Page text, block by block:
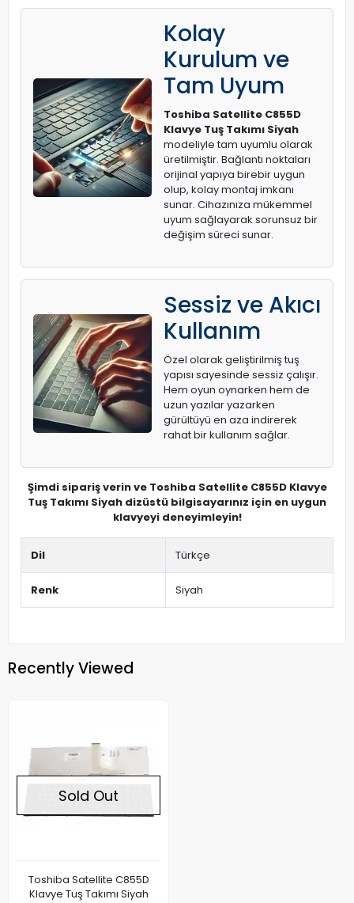
Kolay
Kurulum ve
Tam Uyum
Toshiba Satellite C855D
Klavye Tuş Takımı Siyah
modeliyle tam uyumlu olarak
üretilmiştir. Bağlantı noktaları
orijinal yapıya birebir uygun
olup, kolay montaj imkanı
sunar. Cihazınıza mükemmel
uyum sağlayarak sorunsuz bir
değişim süreci sunar.
Sessiz ve Akıcı
Kullanım
Özel olarak geliştirilmiş tuş
yapısı sayesinde sessiz çalışır.
Hem oyun oynarken hem de
uzun yazılar yazarken
gürültüyü en aza indirerek
rahat bir kullanım sağlar.
Şimdi sipariş verin ve Toshiba Satellite C855D Klavye
Tuş Takımı Siyah dizüstü bilgisayarınız için en uygun
klavyeyi deneyimleyin!
Dil Türkçe
Renk Siyah
Recently Viewed
Sold Out
Toshiba Satellite C855D
Klavye Tuş Takımı Siyah